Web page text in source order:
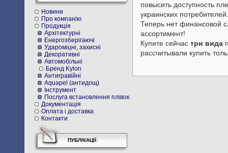
повысить доступность
украинских потребителей.
Теперь нет финансовой
ассортимент!
Купите сейчас три вида
рассчитывали купить
Новини
Про компанію
Продукція
Архітектурні
Енергозберігаючі
Удароміцні, захисні
Декоративні
Автомобільні
Бренд Kylon
Антигравійні
Aquapel (антидощ)
Інструмент
Послуга встановлення плівок
Документація
Оплата і доставка
Контакти
ПУБЛІКАЦІЇ: